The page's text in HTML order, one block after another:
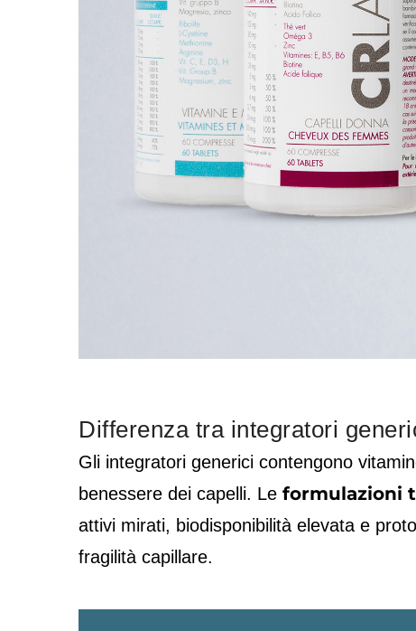
Differenza tra integratori
Gli integratori generici contengono
benessere dei capelli. Le formulazioni
attivi mirati, biodisponibilità elevata e
fragilità capillare.